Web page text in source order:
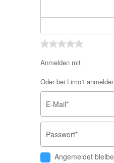
Anmelden mit
Oder bei Limo1
E-Mail*
Passwort*
Angemeldet